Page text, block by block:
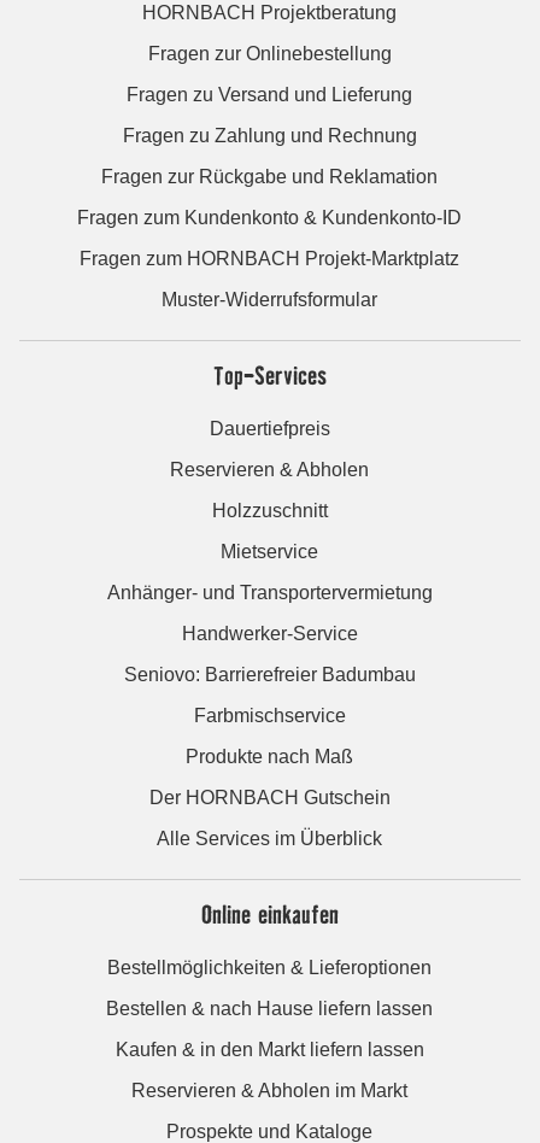
HORNBACH Projektberatung
Fragen zur Onlinebestellung
Fragen zu Versand und Lieferung
Fragen zu Zahlung und Rechnung
Fragen zur Rückgabe und Reklamation
Fragen zum Kundenkonto & Kundenkonto-ID
Fragen zum HORNBACH Projekt-Marktplatz
Muster-Widerrufsformular
Top-Services
Dauertiefpreis
Reservieren & Abholen
Holzzuschnitt
Mietservice
Anhänger- und Transportervermietung
Handwerker-Service
Seniovo: Barrierefreier Badumbau
Farbmischservice
Produkte nach Maß
Der HORNBACH Gutschein
Alle Services im Überblick
Online einkaufen
Bestellmöglichkeiten & Lieferoptionen
Bestellen & nach Hause liefern lassen
Kaufen & in den Markt liefern lassen
Reservieren & Abholen im Markt
Prospekte und Kataloge